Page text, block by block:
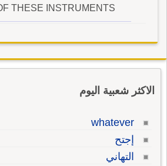
THESE INSTRUMENTS
الاكثر شعبية اليوم
whatever
إجتح
التهاني